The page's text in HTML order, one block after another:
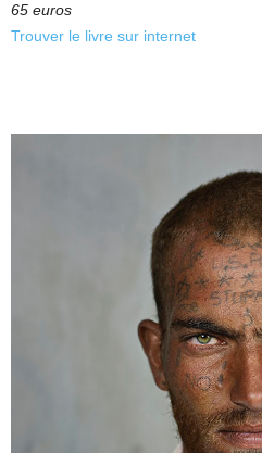
65 euros
Trouver le livre sur internet